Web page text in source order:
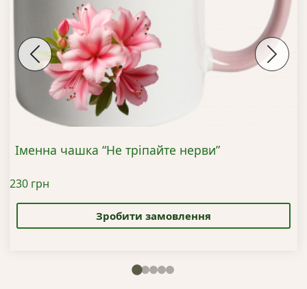
Previous
Іменна чашка “Не тріпайте нерви”
230 грн
Зробити замовлення
Цей
має
Next